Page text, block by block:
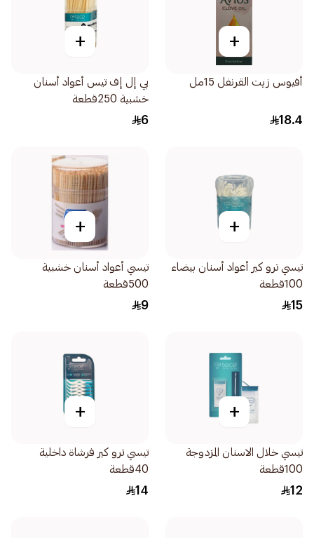
+
أفيوس زيت القرنفل 15مل
18.4
+
بي إل إف تيس أعواد أسنان
خشبية 250قطعة
6
+
تيسي ترو كير أعواد أسنان بيضاء
100قطعة
15
+
تيسي أعواد أسنان خشبية
500قطعة
9
+
تيسي خلال الاسنان المزدوجة
100قطعة
12
+
تيسي ترو كير فرشاة داخلية
40قطعة
14